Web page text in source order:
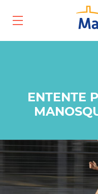
Ouvrir
ENTENTE